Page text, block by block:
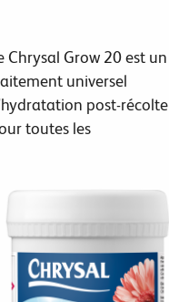
Chrysal Grow 20 est un
universel
post-récolte
toutes les